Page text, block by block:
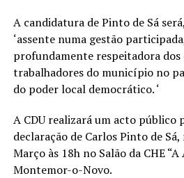
A candidatura de Pinto de Sá
‘assente numa gestão
profundamente respeitadora
trabalhadores do município no
do poder local democrático. ‘
A CDU realizará um acto público
declaração de Carlos Pinto de
Março às 18h no Salão da CHE
Montemor-o-Novo.